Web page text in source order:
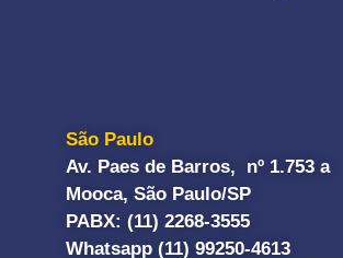
São Paulo
Av. Paes de Barros, nº 1.753 a
Mooca, São Paulo/SP
PABX: (11) 2268-3555
Whatsapp (11) 99250-4613